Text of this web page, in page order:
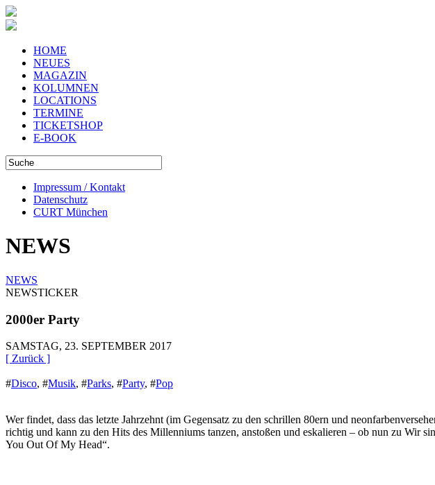
HOME
NEUES
MAGAZIN
KOLUMNEN
LOCATIONS
TERMINE
TICKETSHOP
E-BOOK
Impressum / Kontakt
Datenschutz
CURT München
NEWS
NEWS
NEWSTICKER
2000er Party
SAMSTAG, 23. SEPTEMBER 2017
[ Zurück ]
#Disco, #Musik, #Parks, #Party, #Pop
Wer findet, dass das letzte Jahrzehnt (im Gegensatz zu den schrillen 80ern und
richtig und kann zu den Hits des Millenniums tanzen, anstoßen und eskalieren – ob nun zu Wir
You Out Of My Head“.